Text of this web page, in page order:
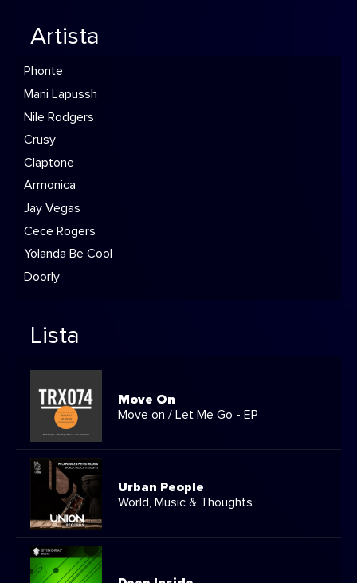
Artista
Phonte
Mani Lapussh
Nile Rodgers
Crusy
Claptone
Armonica
Jay Vegas
Cece Rogers
Yolanda Be Cool
Doorly
Lista
Move On
Move on / Let Me Go - EP
Urban People
World, Music & Thoughts